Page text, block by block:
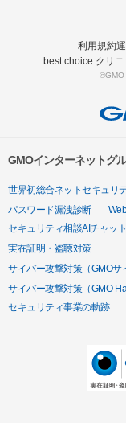
利用規約
best choice クリ
©GMO
GMOインターネットグ
世界初総合ネットセキュリ
パスワード漏洩診断
セキュリティ相談AIチャッ
実在証明・盗聴対策
サイバー攻撃対策（GMOサ
サイバー攻撃対策（GMO
セキュリティ事業の軌跡